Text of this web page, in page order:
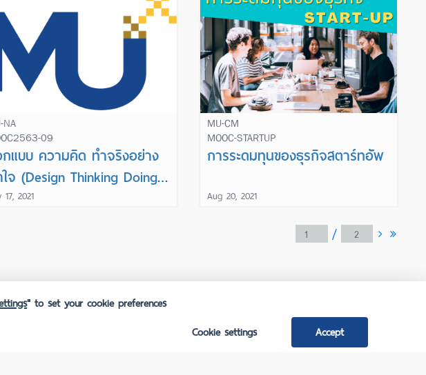
NA
09
แบบ ความคิด ทำจริงอย่าง
ใจ (Design Thinking Doing
up)
2021
MU-CM
MOOC-STARTUP
การระดมทุนของธุรกิจสตาร์ทอัพ
Aug 20, 2021
/
English
" to set your cookie preferences
Accept
Cookie settings